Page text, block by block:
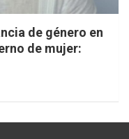
de género en
de mujer: